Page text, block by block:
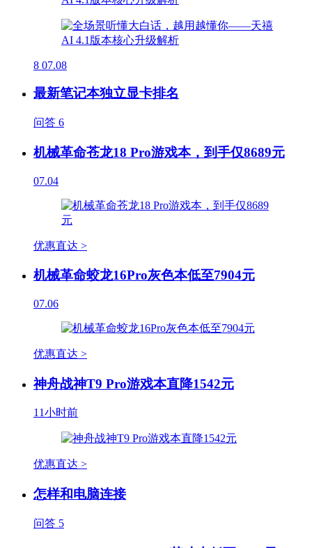
8 07.08
最新笔记本独立显卡排名
问答 6
机械革命苍龙18 Pro游戏本，到手仅8689元
07.04
优惠直达 >
机械革命蛟龙16Pro灰色本低至7904元
07.06
优惠直达 >
神舟战神T9 Pro游戏本直降1542元
11小时前
优惠直达 >
怎样和电脑连接
问答 5